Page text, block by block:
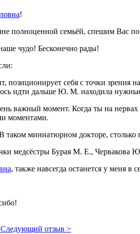
!
полноценной семьёй, спешим Вас
чудо! Бесконечно рады!
позиционирует себя с точки
идти дальше Ю. М. находила
важный момент. Когда ты на
моментами.
таком миниатюрном докторе, столько
медсёстры Бурая М. Е., Червакова
, также навсегда останется у меня
Следующий отзыв >